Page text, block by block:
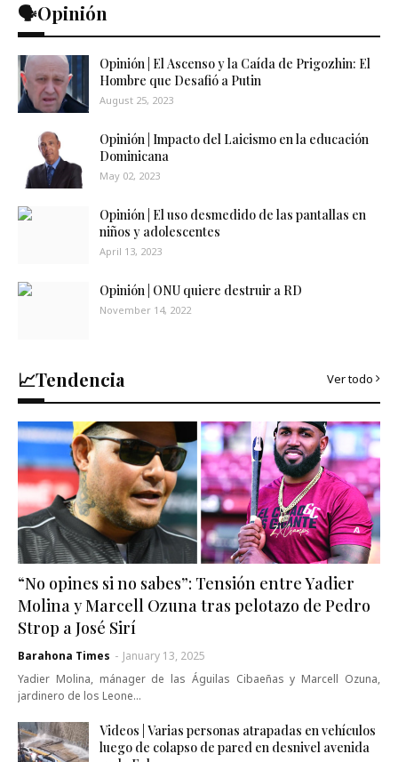
🗣️Opinión
Opinión | El Ascenso y la Caída de Prigozhin: El
Hombre que Desafió a Putin
August 25, 2023
Opinión | Impacto del Laicismo en la educación
Dominicana
May 02, 2023
Opinión | El uso desmedido de las pantallas en
niños y adolescentes
April 13, 2023
Opinión | ONU quiere destruir a RD
November 14, 2022
📈Tendencia Ver todo
“No opines si no sabes”: Tensión entre Yadier
Molina y Marcell Ozuna tras pelotazo de Pedro
Strop a José Sirí
Barahona Times - January 13, 2025
Yadier Molina, mánager de las Águilas Cibaeñas y Marcell Ozuna,
jardinero de los Leone…
Videos | Varias personas atrapadas en vehículos
luego de colapso de pared en desnivel avenida